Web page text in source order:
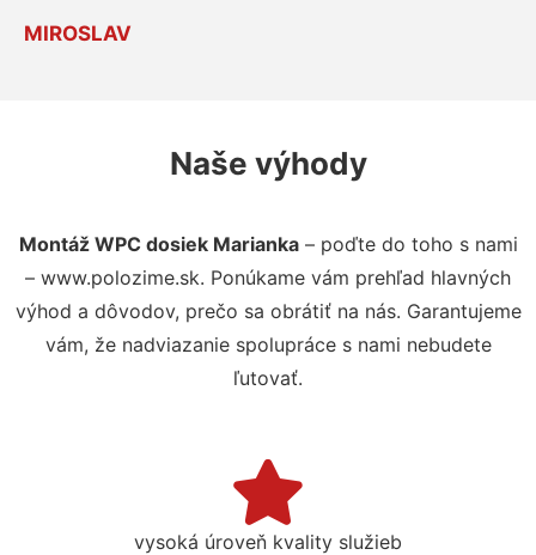
MIROSLAV
Naše výhody
Montáž WPC dosiek Marianka– poďte do toho s nami
– www.polozime.sk. Ponúkame vám prehľad hlavných
výhod a dôvodov, prečo sa obrátiť na nás. Garantujeme
vám, že nadviazanie spolupráce s nami nebudete
ľutovať.
vysoká úroveň kvality služieb